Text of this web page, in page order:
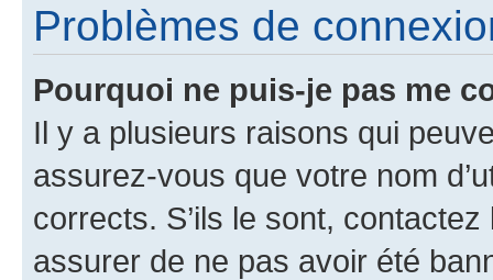
Problèmes de
Pourquoi ne puis-je pas me
Il y a plusieurs raisons qui
assurez-vous que votre nom
corrects. S’ils le sont,
assurer de ne pas avoir été